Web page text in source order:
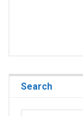
Search